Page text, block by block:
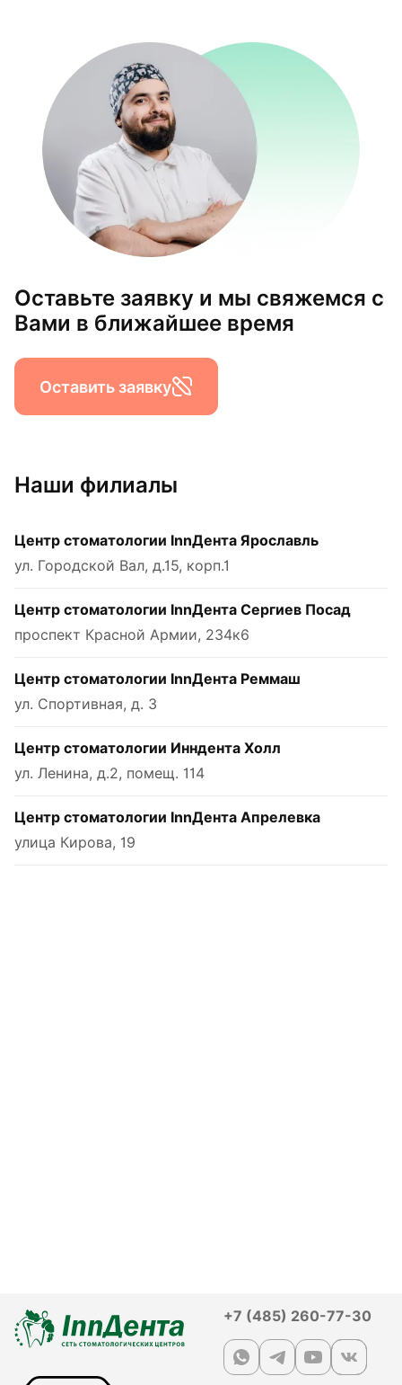
Оставьте заявку и мы свяжемся с
Вами в ближайшее время
Оставить заявку
Наши филиалы
Центр стоматологии InnДента Ярославль
ул. Городской Вал, д.15, корп.1
Центр стоматологии InnДента Сергиев Посад
проспект Красной Армии, 234к6
Центр стоматологии InnДента Реммаш
ул. Спортивная, д. 3
Центр стоматологии Инндента Холл
ул. Ленина, д.2, помещ. 114
Центр стоматологии InnДента Апрелевка
улица Кирова, 19
+7 (485) 260-77-30